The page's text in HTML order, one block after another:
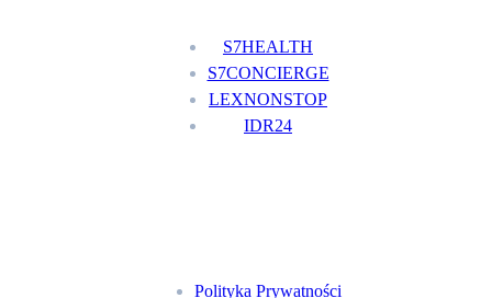
S7HEALTH
S7CONCIERGE
LEXNONSTOP
IDR24
Polityka Prywatności